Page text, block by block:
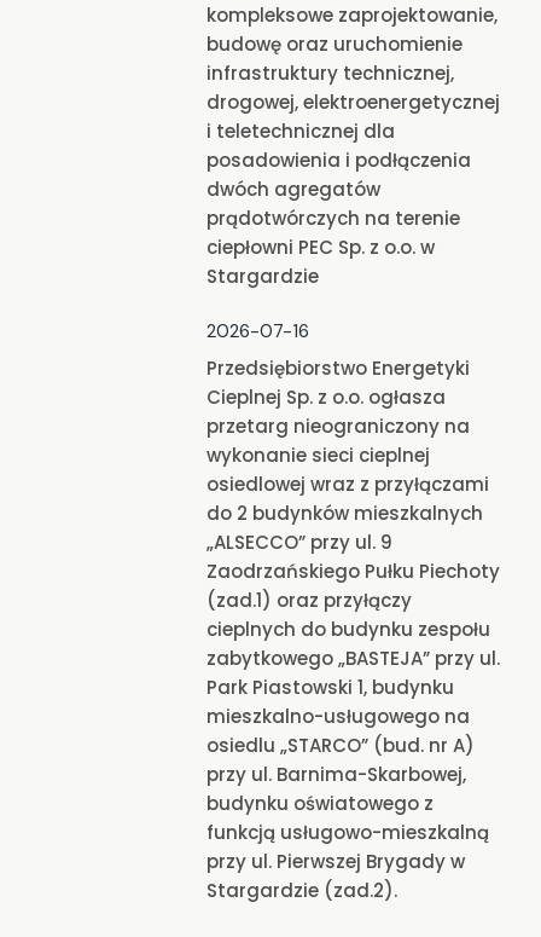
kompleksowe zaprojektowanie,
budowę oraz uruchomienie
infrastruktury technicznej,
drogowej, elektroenergetycznej
i teletechnicznej dla
posadowienia i podłączenia
dwóch agregatów
prądotwórczych na terenie
ciepłowni PEC Sp. z o.o. w
Stargardzie
2026-07-16
Przedsiębiorstwo Energetyki
Cieplnej Sp. z o.o. ogłasza
przetarg nieograniczony na
wykonanie sieci cieplnej
osiedlowej wraz z przyłączami
do 2 budynków mieszkalnych
„ALSECCO” przy ul. 9
Zaodrzańskiego Pułku Piechoty
(zad.1) oraz przyłączy
cieplnych do budynku zespołu
zabytkowego „BASTEJA” przy ul.
Park Piastowski 1, budynku
mieszkalno-usługowego na
osiedlu „STARCO” (bud. nr A)
przy ul. Barnima-Skarbowej,
budynku oświatowego z
funkcją usługowo-mieszkalną
przy ul. Pierwszej Brygady w
Stargardzie (zad.2).